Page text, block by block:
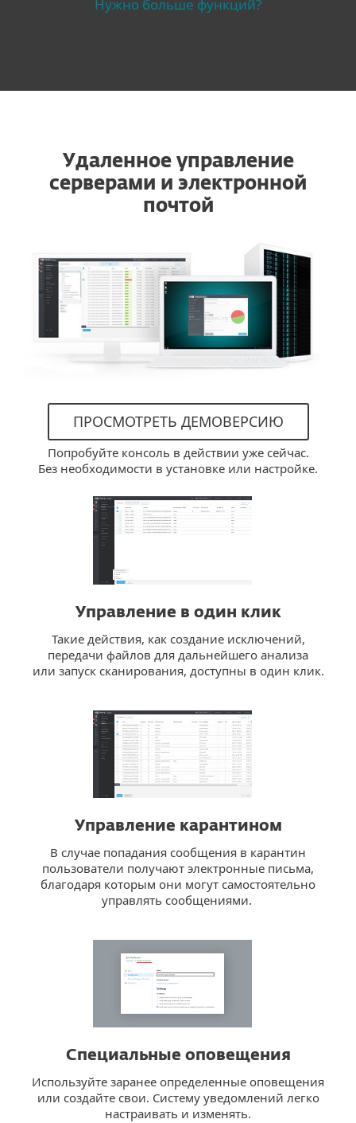
Нужно больше функций?
Удаленное управление
серверами и электронной
почтой
ПРОСМОТРЕТЬ ДЕМОВЕРСИЮ
Попробуйте консоль в действии уже сейчас.
Без необходимости в установке или настройке.
Управление в один клик
Такие действия, как создание исключений,
передачи файлов для дальнейшего анализа
или запуск сканирования, доступны в один клик.
Управление карантином
В случае попадания сообщения в карантин
пользователи получают электронные письма,
благодаря которым они могут самостоятельно
управлять сообщениями.
Специальные оповещения
Используйте заранее определенные оповещения
или создайте свои. Систему уведомлений легко
настраивать и изменять.